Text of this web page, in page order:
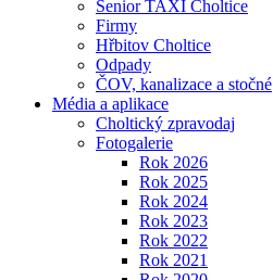
Senior TAXI Choltice
Firmy
Hřbitov Choltice
Odpady
ČOV, kanalizace a stočné
Média a aplikace
Choltický zpravodaj
Fotogalerie
Rok 2026
Rok 2025
Rok 2024
Rok 2023
Rok 2022
Rok 2021